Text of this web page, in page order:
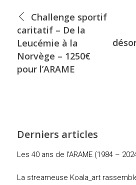
Challenge sportif
caritatif – De la
Leucémie à la
Norvège – 1250€
pour l’ARAME
Derniers articles
Les 40 ans de l’ARAME (1984 –
La streameuse Koala_art